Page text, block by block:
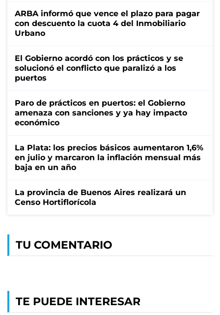
ARBA informó que vence el plazo para pagar
con descuento la cuota 4 del Inmobiliario
Urbano
El Gobierno acordó con los prácticos y se
solucionó el conflicto que paralizó a los
puertos
Paro de prácticos en puertos: el Gobierno
amenaza con sanciones y ya hay impacto
económico
La Plata: los precios básicos aumentaron 1,6%
en julio y marcaron la inflación mensual más
baja en un año
La provincia de Buenos Aires realizará un
Censo Hortiflorícola
TU COMENTARIO
TE PUEDE INTERESAR